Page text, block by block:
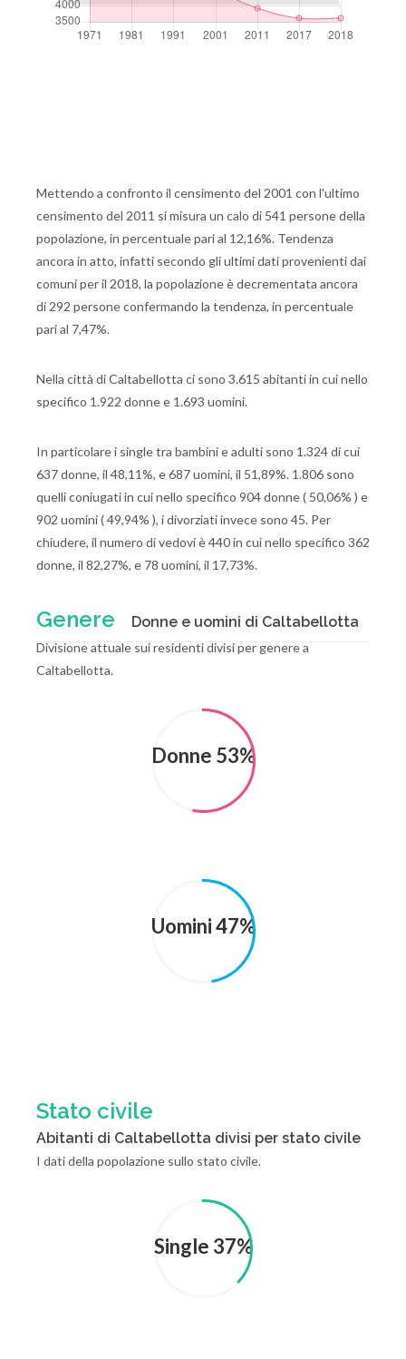
Mettendo a confronto il censimento del 2001 con l'ultimo
censimento del 2011 si misura un calo di 541 persone della
popolazione, in percentuale pari al 12,16%. Tendenza
ancora in atto, infatti secondo gli ultimi dati provenienti dai
comuni per il 2018, la popolazione è decrementata ancora
di 292 persone confermando la tendenza, in percentuale
pari al 7,47%.
Nella città di Caltabellotta ci sono 3.615 abitanti in cui nello
specifico 1.922 donne e 1.693 uomini.
In particolare i single tra bambini e adulti sono 1.324 di cui
637 donne, il 48,11%, e 687 uomini, il 51,89%. 1.806 sono
quelli coniugati in cui nello specifico 904 donne ( 50,06% ) e
902 uomini ( 49,94% ), i divorziati invece sono 45. Per
chiudere, il numero di vedovi è 440 in cui nello specifico 362
donne, il 82,27%, e 78 uomini, il 17,73%.
Genere Donne e uomini di Caltabellotta
Divisione attuale sui residenti divisi per genere a
Caltabellotta.
Donne 53%
Uomini 47%
Stato civile
Abitanti di Caltabellotta divisi per stato civile
I dati della popolazione sullo stato civile.
Single 37%